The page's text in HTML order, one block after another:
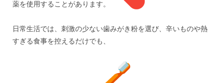
薬を使用することがあります。
日常生活では、刺激の少ない歯みがき粉を選び、辛いものや熱
すぎる食事を控えるだけでも、